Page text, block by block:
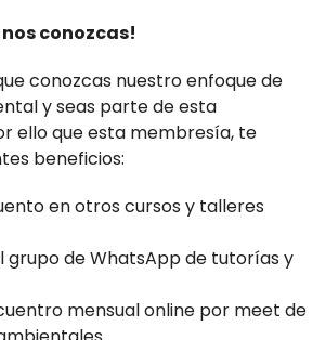
nos conozcas!
conozcas nuestro enfoque de
y seas parte de esta
ello que esta membresía, te
beneficios:
en otros cursos y talleres
grupo de WhatsApp de tutorías y
mensual online por meet de